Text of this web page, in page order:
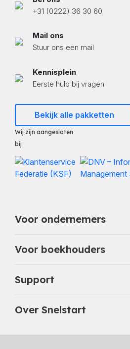
+31 (0222) 36 30 60
Mail ons
Stuur ons een mail
Kennisplein
Eerste hulp bij vragen
Bekijk alle pakketten
Wij zijn aangesloten
bij
Voor ondernemers
Voor boekhouders
Support
Over Snelstart